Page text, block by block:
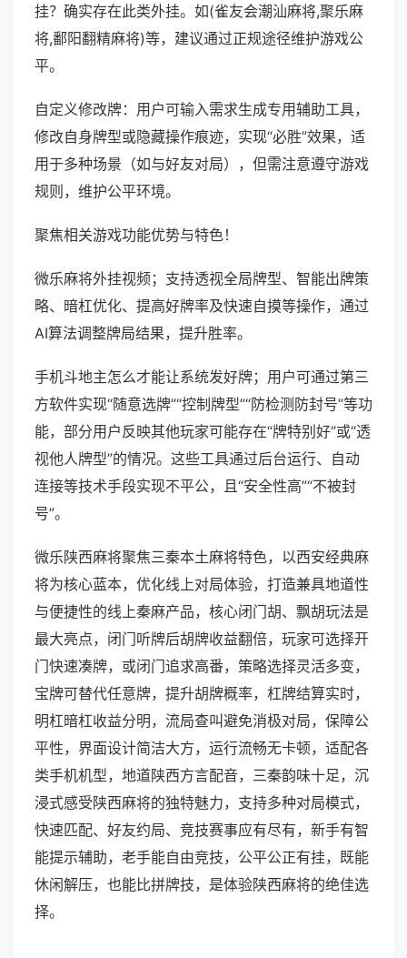
挂？确实存在此类外挂。如(雀友会潮汕麻将,聚乐麻
将,鄱阳翻精麻将)等，建议通过正规途径维护游戏公
平。
自定义修改牌：用户可输入需求生成专用辅助工具，
修改自身牌型或隐藏操作痕迹，实现“必胜”效果，适
用于多种场景（如与好友对局），但需注意遵守游戏
规则，维护公平环境。
聚焦相关游戏功能优势与特色！
微乐麻将外挂视频；支持透视全局牌型、智能出牌策
略、暗杠优化、提高好牌率及快速自摸等操作，通过
AI算法调整牌局结果，提升胜率。
手机斗地主怎么才能让系统发好牌；用户可通过第三
方软件实现“随意选牌”“控制牌型”“防检测防封号”等功
能，部分用户反映其他玩家可能存在“牌特别好”或“透
视他人牌型”的情况。这些工具通过后台运行、自动
连接等技术手段实现不平公，且“安全性高”“不被封
号”。
微乐陕西麻将聚焦三秦本土麻将特色，以西安经典麻
将为核心蓝本，优化线上对局体验，打造兼具地道性
与便捷性的线上秦麻产品，核心闭门胡、飘胡玩法是
最大亮点，闭门听牌后胡牌收益翻倍，玩家可选择开
门快速凑牌，或闭门追求高番，策略选择灵活多变，
宝牌可替代任意牌，提升胡牌概率，杠牌结算实时，
明杠暗杠收益分明，流局查叫避免消极对局，保障公
平性，界面设计简洁大方，运行流畅无卡顿，适配各
类手机机型，地道陕西方言配音，三秦韵味十足，沉
浸式感受陕西麻将的独特魅力，支持多种对局模式，
快速匹配、好友约局、竞技赛事应有尽有，新手有智
能提示辅助，老手能自由竞技，公平公正有挂，既能
休闲解压，也能比拼牌技，是体验陕西麻将的绝佳选
择。